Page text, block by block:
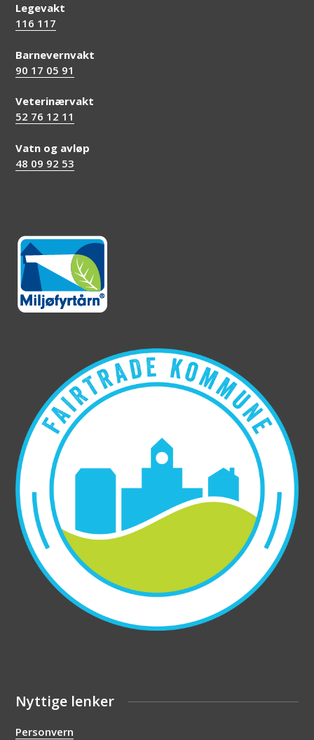
Legevakt
116 117
Barnevernvakt
90 17 05 91
Veterinærvakt
52 76 12 11
Vatn og avløp
48 09 92 53
Nyttige lenker
Personvern